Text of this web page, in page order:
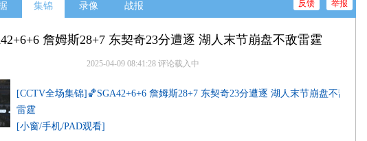
集锦 录像 战报 举报
反馈
詹姆斯28+7 东契奇23分遭逐 湖人末节崩盘不敌雷霆
2025-04-09 08:41:28 评论载入中
[CCTV全场集锦]🏀SGA42+6+6 詹姆斯28+7 东契奇23分遭逐 湖人末节崩盘不敌
雷霆
[小窗/手机/PAD观看]